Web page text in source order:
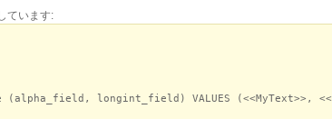
ています:
longint_field) VALUES (<<MyText>>,